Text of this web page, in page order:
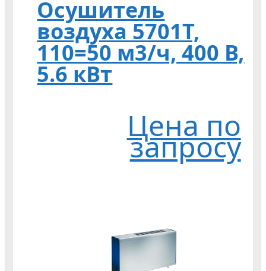
Осушитель
воздуха 5701Т,
110=50 м3/ч, 400 В,
5.6 кВт
Цена по
запросу